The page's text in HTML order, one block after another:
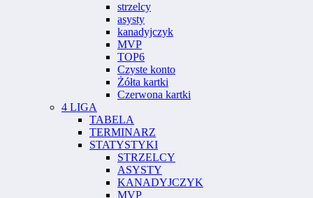
strzelcy
asysty
kanadyjczyk
MVP
TOP6
Czyste konto
Żółta kartki
Czerwona kartki
4 LIGA
TABELA
TERMINARZ
STATYSTYKI
STRZELCY
ASYSTY
KANADYJCZYK
MVP